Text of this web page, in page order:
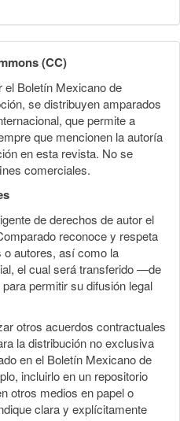
(CC)
el Boletín Mexicano de
se distribuyen amparados
que permite a
que mencionen la autoría
en esta revista. No se
comerciales.
de derechos de autor el
reconoce y respeta
o autores, así como la
el cual será transferido —de
permitir su difusión legal
otros acuerdos contractuales
la distribución no exclusiva
en el Boletín Mexicano de
incluirlo en un repositorio
otros medios en papel o
clara y explícitamente